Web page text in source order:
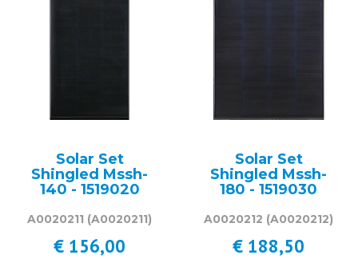
Solar Set
Shingled Mssh-
140 - 1519020
A0020211 (A0020211)
€ 156,00
Solar Set
Shingled Mssh-
180 - 1519030
A0020212 (A0020212)
€ 188,50